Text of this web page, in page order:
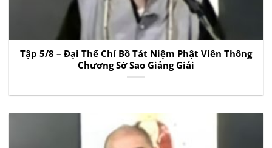
Tập 5/8 – Đại Thế Chí Bồ Tát Niệm Phật Viên Thông
Chương Sớ Sao Giảng Giải